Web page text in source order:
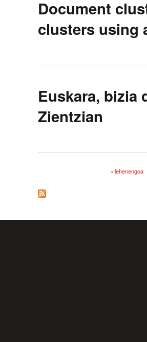
Document
clusters using
Euskara, bizia
Zientzian
« lehenengoa